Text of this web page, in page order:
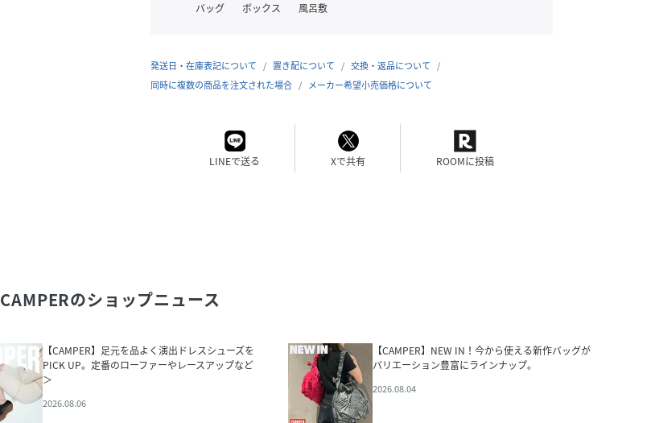
バッグ ボックス 風呂敷
発送日・在庫表記について 置き配について
交換・返品について
同時に複数の商品を注文された場合
メーカー希望小売価格について
LINEで送る Xで共有 ROOMに投稿
CAMPERのショップニュース
【CAMPER】足元を品よく演出ドレスシューズを
PICK UP。定番のローファーやレースアップなど
＞
2026.08.06
【CAMPER】NEW IN！今から使える新作バッグが
バリエーション豊富にラインナップ。
2026.08.04